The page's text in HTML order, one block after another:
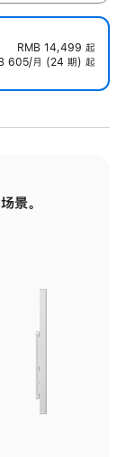
RMB 14,499 起
605/月 (24 期) 起
景。